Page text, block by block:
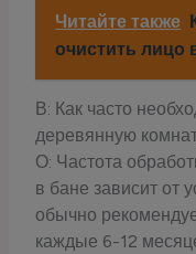
Читайте также
очистить лицо
В: Как часто
деревянную
О: Частота
в бане зависит от
обычно
каждые 6-12